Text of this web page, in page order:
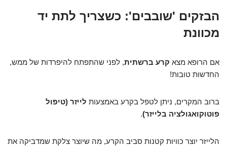
הבזקים 'שובבים': כשצריך לתת יד
מכוונת
אם הרופא מצא קרע ברשתית, לפני שהתפתח להיפרדות של ממש,
החדשות טובות!
ברוב המקרים, ניתן לטפל בקרע באמצעות לייזר (טיפול
פוטוקואגולציה בלייזר).
הלייזר יוצר כוויות קטנות סביב הקרע, מה שיוצר צלקת שמדביקה את